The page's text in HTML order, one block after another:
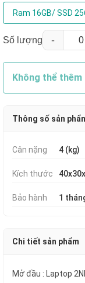
Ram 16GB/ SSD
Số lượng -
Không thể
Thông số sản
Cân nặng 4 (kg)
Kích thước
Bảo hành 1
Chi tiết sản phẩm
Mở đầu : Laptop